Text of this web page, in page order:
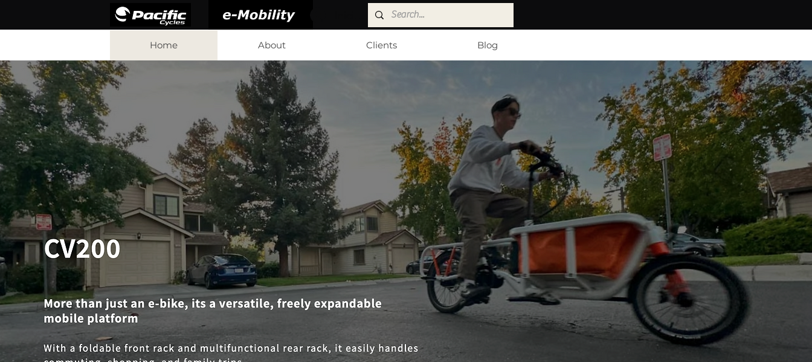
Iniciar sesión
Home About Clients Blog